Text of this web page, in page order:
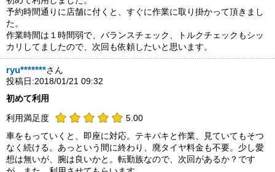
予約時間通りに店舗に付くと、すぐに作業に取り掛かって頂きまし
た。
作業時間は１時間弱で、バランスチェック、トルクチェックもシッ
カリしてましたので、次回も依頼したいと思います。
ryu*******さん
投稿日:2018/01/21 09:32
初めて利用
利用満足度
5.00
車をもっていくと、即座に対応。テキパキと作業、見ていてもそつ
なく続ける。あっという間に終わり、廃タイヤ料金も不要。少し愛
想は無いが、腕は良いかと。転勤族なので、次回があるか？です